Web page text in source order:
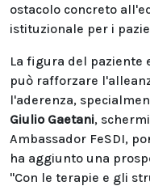
ostacolo concreto
istituzionale per i
La figura del
può rafforzare
l'aderenza,
Giulio Gaetani,
Ambassador FeSDI,
ha aggiunto una
"Con le terapie e gli